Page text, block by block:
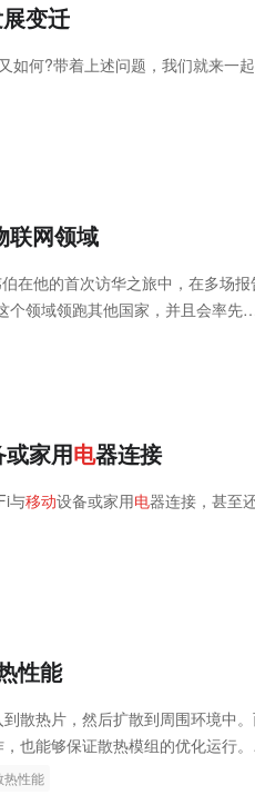
变迁
如何?带着上述问题，我们就来一
联网领域
在他的首次访华之旅中，在多场报
个领域领跑其他国家，并且会率先
家用电器连接
与移动设备或家用电器连接，甚至
性能
散热片，然后扩散到周围环境中
也能够保证散热模组的优化运行
，这些稳定性能相比其它导热界
热性能